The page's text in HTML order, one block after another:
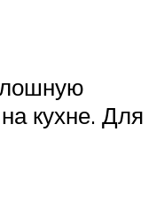
кухне. Для